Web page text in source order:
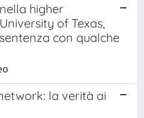
higher
of Texas,
con qualche
la verità ai